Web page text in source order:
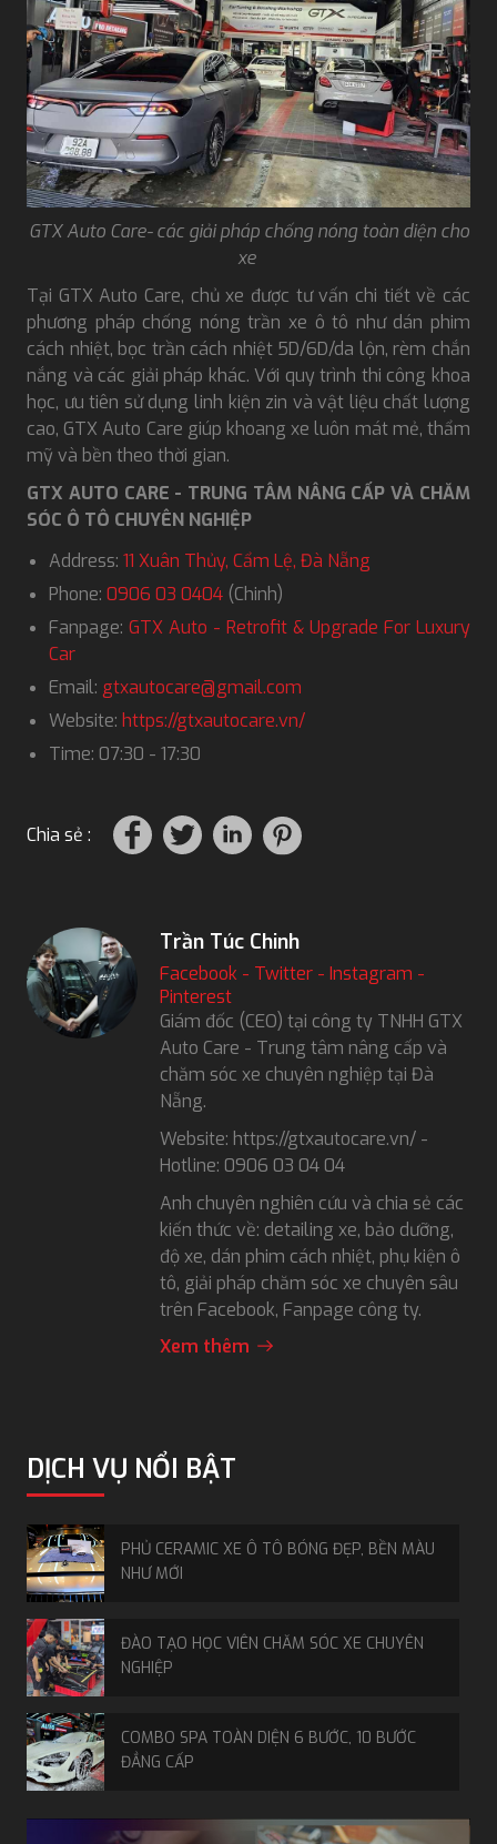
GTX Auto Care- các giải pháp chống nóng toàn diện cho
xe
Tại GTX Auto Care, chủ xe được tư vấn chi tiết về các
phương pháp chống nóng trần xe ô tô như dán phim
cách nhiệt, bọc trần cách nhiệt 5D/6D/da lộn, rèm chắn
nắng và các giải pháp khác. Với quy trình thi công khoa
học, ưu tiên sử dụng linh kiện zin và vật liệu chất lượng
cao, GTX Auto Care giúp khoang xe luôn mát mẻ, thẩm
mỹ và bền theo thời gian.
GTX AUTO CARE - TRUNG TÂM NÂNG CẤP VÀ CHĂM
SÓC Ô TÔ CHUYÊN NGHIỆP
Address: 11 Xuân Thủy, Cẩm Lệ, Đà Nẵng
Phone: 0906 03 0404 (Chinh)
Fanpage: GTX Auto - Retrofit & Upgrade For Luxury
Car
Email: gtxautocare@gmail.com
Website: https://gtxautocare.vn/
Time: 07:30 - 17:30
Chia sẻ :
Trần Túc Chinh
Facebook - Twitter - Instagram -
Pinterest
Giám đốc (CEO) tại công ty TNHH GTX
Auto Care - Trung tâm nâng cấp và
chăm sóc xe chuyên nghiệp tại Đà
Nẵng.
Website: https://gtxautocare.vn/ -
Hotline: 0906 03 04 04
Anh chuyên nghiên cứu và chia sẻ các
kiến thức về: detailing xe, bảo dưỡng,
độ xe, dán phim cách nhiệt, phụ kiện ô
tô, giải pháp chăm sóc xe chuyên sâu
trên Facebook, Fanpage công ty.
Xem thêm
DỊCH VỤ NỔI BẬT
PHỦ CERAMIC XE Ô TÔ BÓNG ĐẸP, BỀN MÀU
NHƯ MỚI
ĐÀO TẠO HỌC VIÊN CHĂM SÓC XE CHUYÊN
NGHIỆP
COMBO SPA TOÀN DIỆN 6 BƯỚC, 10 BƯỚC
ĐẲNG CẤP